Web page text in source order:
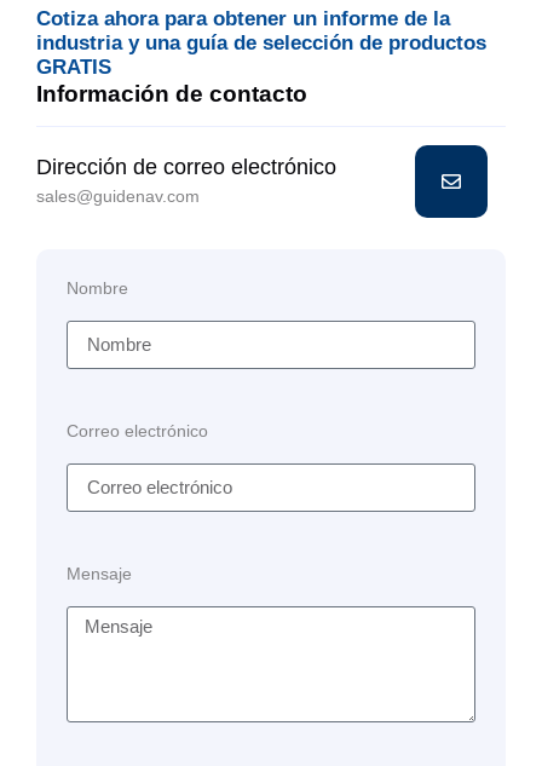
Cotiza ahora para obtener un informe de la
industria y una guía de selección de productos
GRATIS
Información de contacto
Dirección de correo electrónico
sales@guidenav.com
Nombre
Correo electrónico
Mensaje